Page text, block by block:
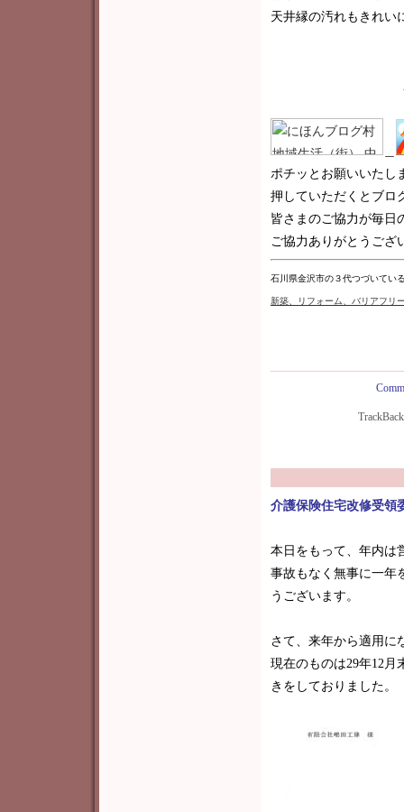
天井縁の汚れもきれい
ポチッとお願いいたし
押していただくとブロ
皆さまのご協力が毎日
ご協力ありがとうござ
石川県金沢市の３代つづいてい
新築 、リフォーム、バリアフリ
介護保険住宅改修受領
本日をもって、年内は
事故もなく無事に一年
うございます。
さて、来年から適用に
現在のものは29年12月
きをしておりました。